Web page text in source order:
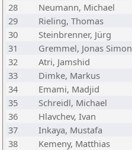
28
Neumann, Michael
29
Rieling, Thomas
30
Steinbrenner, Jürg
31
Gremmel, Jonas Simon
32
Atri, Jamshid
33
Dimke, Markus
34
Emami, Madjid
35
Schreidl, Michael
36
Hlavchev, Ivan
37
Inkaya, Mustafa
38
Kemeny, Matthias